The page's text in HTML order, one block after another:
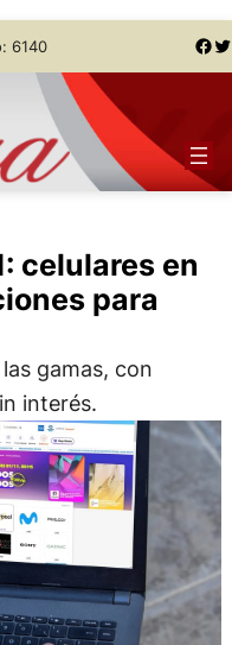
6140 Facebook Twitter
celulares en
para
gamas, con
interés.